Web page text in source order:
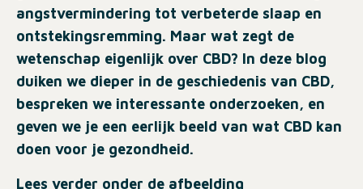
angstvermindering tot verbeterde slaap en
ontstekingsremming. Maar wat zegt de
wetenschap eigenlijk over CBD? In deze blog
duiken we dieper in de geschiedenis van CBD,
bespreken we interessante onderzoeken, en
geven we je een eerlijk beeld van wat CBD kan
doen voor je gezondheid.
Lees verder onder de afbeelding